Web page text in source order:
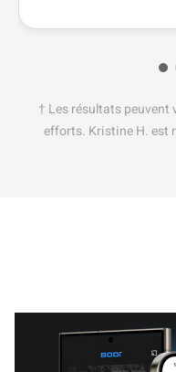
† Les résultats peuvent
efforts. Kristine H. est